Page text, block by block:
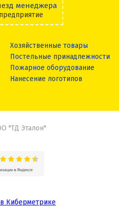
менеджера
Хозяйственные товары
Постельные принадлежности
Пожарное оборудование
Нанесение логотипов
"ТД Эталон"
Киберметрике